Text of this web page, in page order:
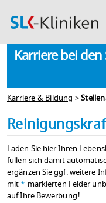
Karriere bei den
Karriere & Bildung >
Laden Sie hier Ihren
füllen sich damit
ergänzen Sie ggf. weitere
mit * markierten Felder
auf Ihre Bewerbung!